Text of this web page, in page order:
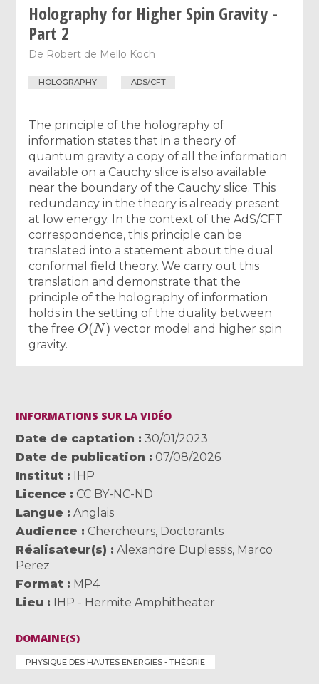
Holography for Higher Spin Gravity -
Part 2
De Robert de Mello Koch
HOLOGRAPHY ADS/CFT
The principle of the holography of
information states that in a theory of
quantum gravity a copy of all the information
available on a Cauchy slice is also available
near the boundary of the Cauchy slice. This
redundancy in the theory is already present
at low energy. In the context of the AdS/CFT
correspondence, this principle can be
translated into a statement about the dual
conformal field theory. We carry out this
translation and demonstrate that the
principle of the holography of information
holds in the setting of the duality between
the free
O(N)
vector model and higher spin
gravity.
INFORMATIONS SUR LA VIDÉO
Date de captation
30/01/2023
Date de publication
07/08/2026
Institut
IHP
Licence
CC BY-NC-ND
Langue
Anglais
Audience
Chercheurs, Doctorants
Réalisateur(s)
Alexandre Duplessis, Marco
Perez
Format
MP4
Lieu
IHP - Hermite Amphitheater
DOMAINE(S)
PHYSIQUE DES HAUTES ENERGIES - THÉORIE